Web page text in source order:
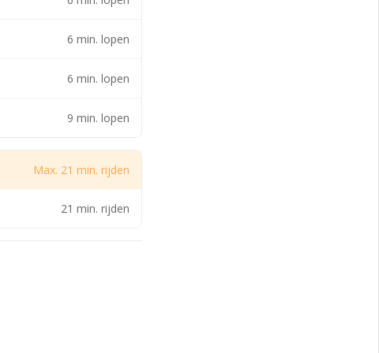
6 min. lopen
6 min. lopen
9 min. lopen
Max. 21 min. rijden
21 min. rijden